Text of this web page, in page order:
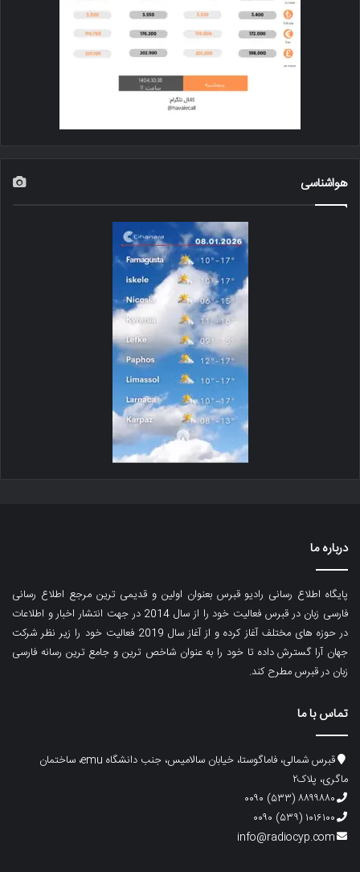
هواشناسی
درباره ما
پایگاه اطلاع رسانی رادیو قبرس بعنوان اولین و قدیمی ترین مرجع اطلاع رسانی
فارسی زبان در قبرس فعالیت خود را از سال 2014 در جهت انتشار اخبار و اطلاعات
در حوزه های مختلف آغاز کرده و از آغاز سال 2019 فعالیت خود را زیر نظر شرکت
جهان آرا گسترش داده تا خود را به عنوان شاخص ترین و جامع ترین رسانه فارسی
زبان در قبرس مطرح کند.
تماس با ما
قبرس شمالی، فاماگوستا، خیابان سالامیس، جنب دانشگاه emu، ساختمان
ماگری، پلاک۲
۸۸۹۹۸۸۰ (۵۳۳) ۰۰۹۰
۱۰۱۶۱۰۰ (۵۳۹) ۰۰۹۰
info@radiocyp.com